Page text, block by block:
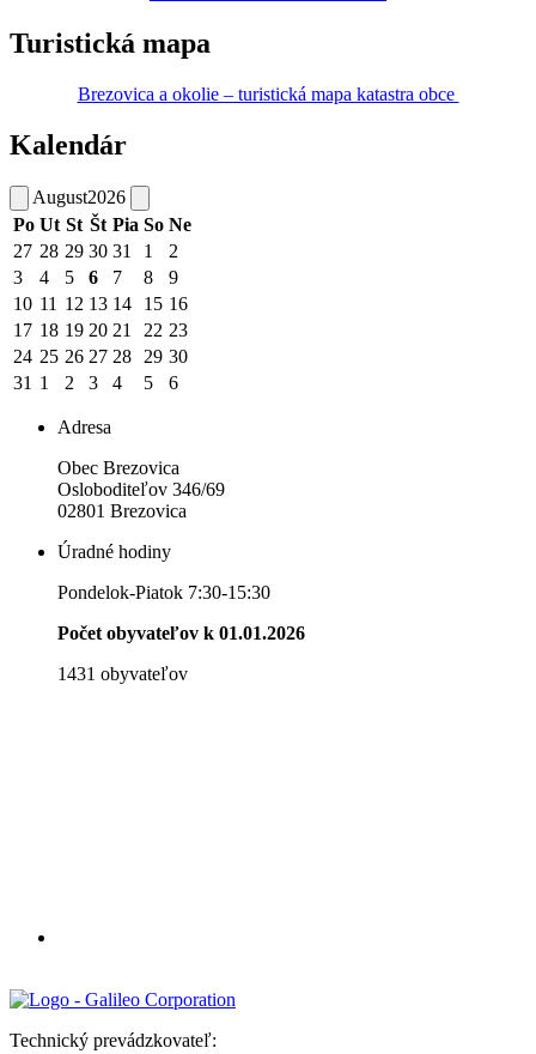
Turistická mapa
Brezovica a okolie – turistická mapa katastra obce
Kalendár
August2026
Po Ut St Št Pia So Ne
27 28 29 30 31 1
2
3
4 5 6 7 8
9
10 11 12 13 14 15 16
17 18 19 20 21 22 23
24 25 26 27 28 29 30
31 1 2 3 4 5 6
Adresa
Obec Brezovica
Osloboditeľov 346/69
02801 Brezovica
Úradné hodiny
Pondelok-Piatok 7:30-15:30
Počet obyvateľov k 01.01.2026
1431 obyvateľov
Technický prevádzkovateľ: